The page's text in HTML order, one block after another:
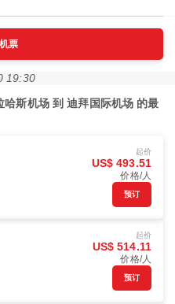
票
19:30
斯机场 到 迪拜国际机场 的最
起价
US$ 493.51
价格/人
预订
起价
US$ 514.11
价格/人
预订